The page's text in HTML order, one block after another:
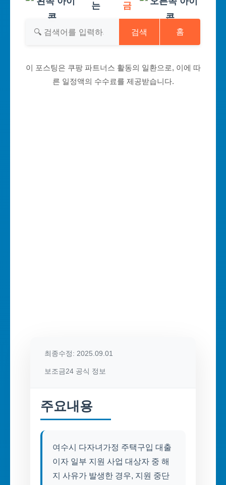
는
금
검색 홈
이 포스팅은 쿠팡 파트너스 활동의 일환으로, 이에 따
른 일정액의 수수료를 제공받습니다.
최종수정: 2025.09.01
보조금24 공식 정보
주요내용
여수시 다자녀가정 주택구입 대출
이자 일부 지원 사업 대상자 중 해
지 사유가 발생한 경우, 지원 중단